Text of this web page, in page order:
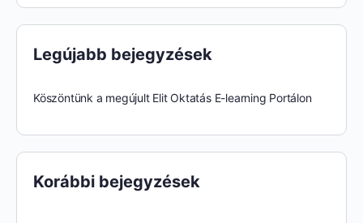
Legújabb bejegyzések
Köszöntünk a megújult Elit Oktatás E-learning Portálon
Korábbi bejegyzések